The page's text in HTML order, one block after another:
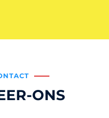
ONS